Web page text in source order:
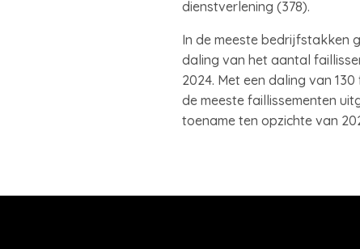
dienstverlening (378).
In de meeste bedrijfstakken
daling van het aantal
2024. Met een daling van
de meeste faillissementen
toename ten opzichte van